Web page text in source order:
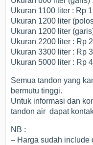
Ukuran 1100 liter : Rp
Ukuran 1200 liter
Ukuran 1200 liter
Ukuran 2200 liter : Rp
Ukuran 3300 liter : Rp
Ukuran 5000 liter : Rp
Semua tandon yang
bermutu tinggi.
Untuk informasi dan
tandon air dapat
NB :
– Harga sudah include